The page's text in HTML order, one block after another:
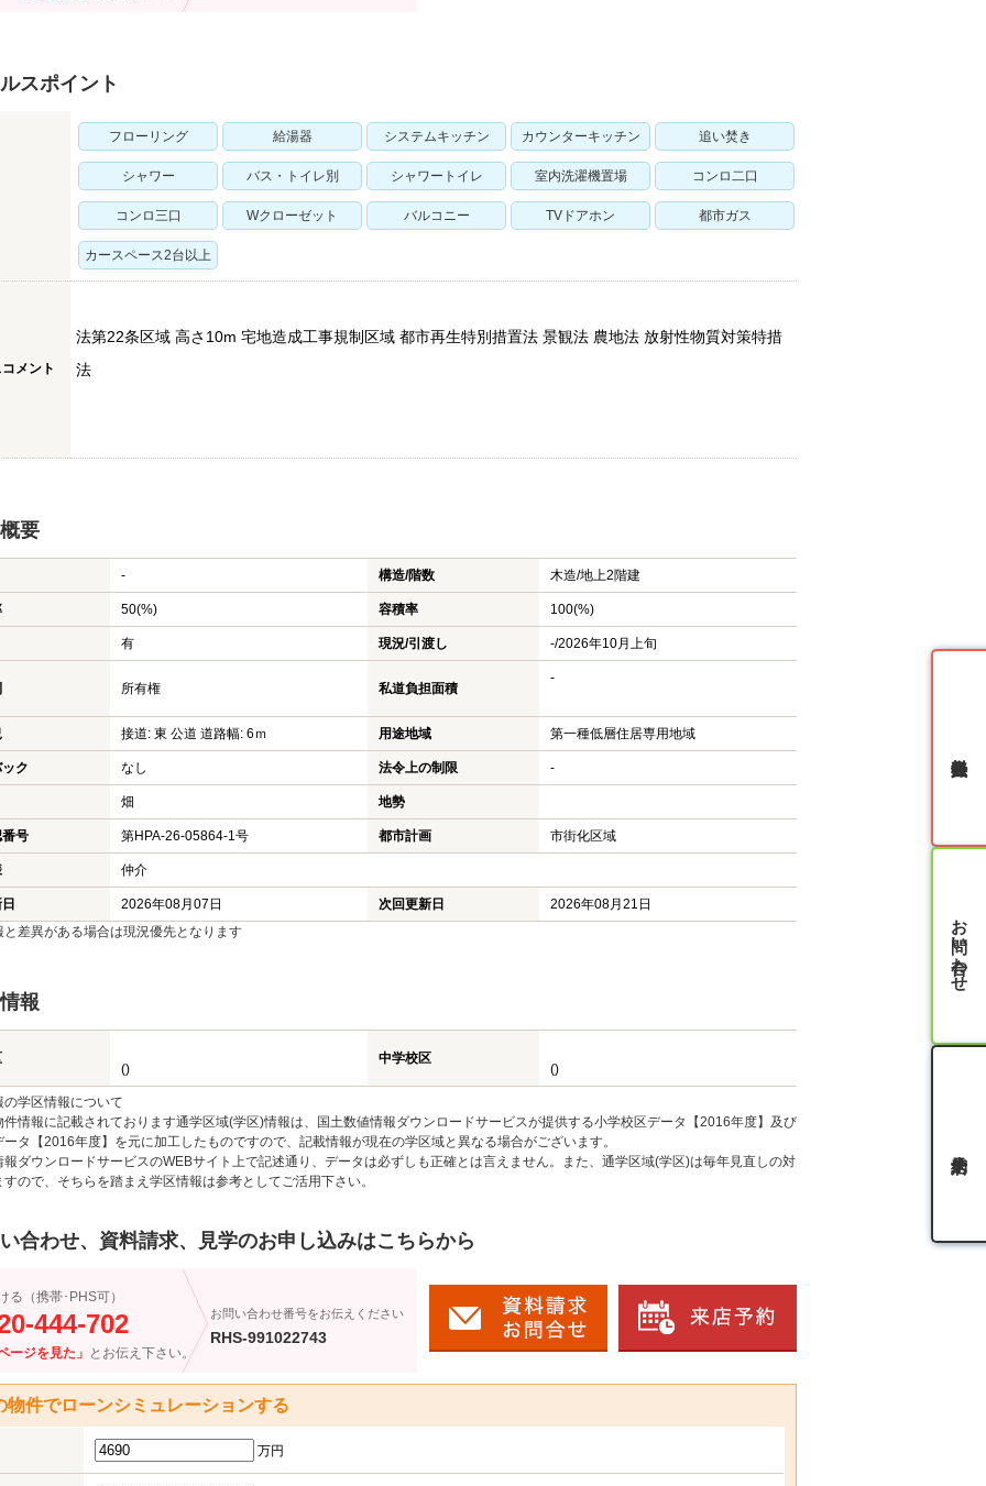
スポイント
フローリング 給湯器 システムキッチン カウンターキッチン 追い焚き
シャワー バス・トイレ別 シャワートイレ 室内洗濯機置場 コンロ二口
コンロ三口 Wクローゼット バルコニー TVドアホン 都市ガス
カースペース2台以上
メント
法第22条区域 高さ10m 宅地造成工事規制区域 都市再生特別措置法 景観法 農地法 放射性物質対策特措
法
要
- 構造/階数 木造/地上2階建
50(%) 容積率 100(%)
有 現況/引渡し -/2026年10月上旬
所有権 私道負担面積
-
接道: 東 公道 道路幅: 6ｍ 用途地域 第一種低層住居専用地域
ク なし 法令上の制限 -
畑 地勢
号 第HPA-26-05864-1号 都市計画 市街化区域
仲介
2026年08月07日 次回更新日
2026年08月21日
差異がある場合は現況優先となります
報
()
中学校区
()
学区情報について
件情報に記載されております通学区域(学区)情報は、国土数値情報ダウンロードサービスが提供する小学校区データ【2016年度】及び
ータ【2016年度】を元に加工したものですので、記載情報が現在の学区域と異なる場合がございます。
報ダウンロードサービスのWEBサイト上で記述通り、データは必ずしも正確とは言えません。また、通学区域(学区)は毎年見直しの対
ので、そちらを踏まえ学区情報は参考としてご活用下さい。
合わせ、資料請求、見学のお申し込みはこちらから
る（携帯･PHS可）
444-702
ージを見た」 とお伝え下さい。
お問い合わせ番号をお伝えください
RHS-991022743
物件でローンシミュレーションする
万円
お問い合わせ